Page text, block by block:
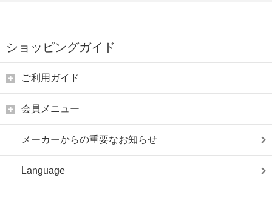
ショッピングガイド
ご利用ガイド
会員メニュー
メーカーからの重要なお知らせ
Language